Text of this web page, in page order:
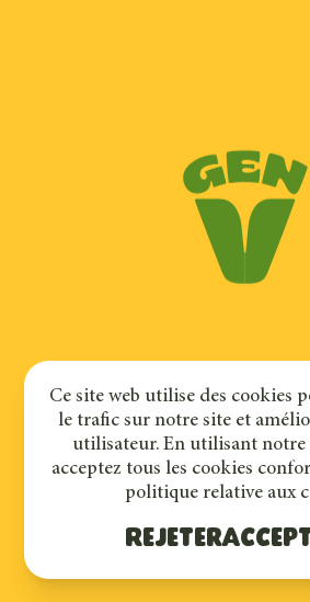
Ce site web utilise des cookies
le trafic sur notre site et
utilisateur. En utilisant notre
acceptez tous les cookies
politique relative aux
Rejeter
Politique de